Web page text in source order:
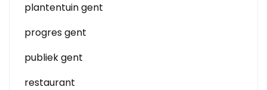
plantentuin gent
progres gent
publiek gent
restaurant